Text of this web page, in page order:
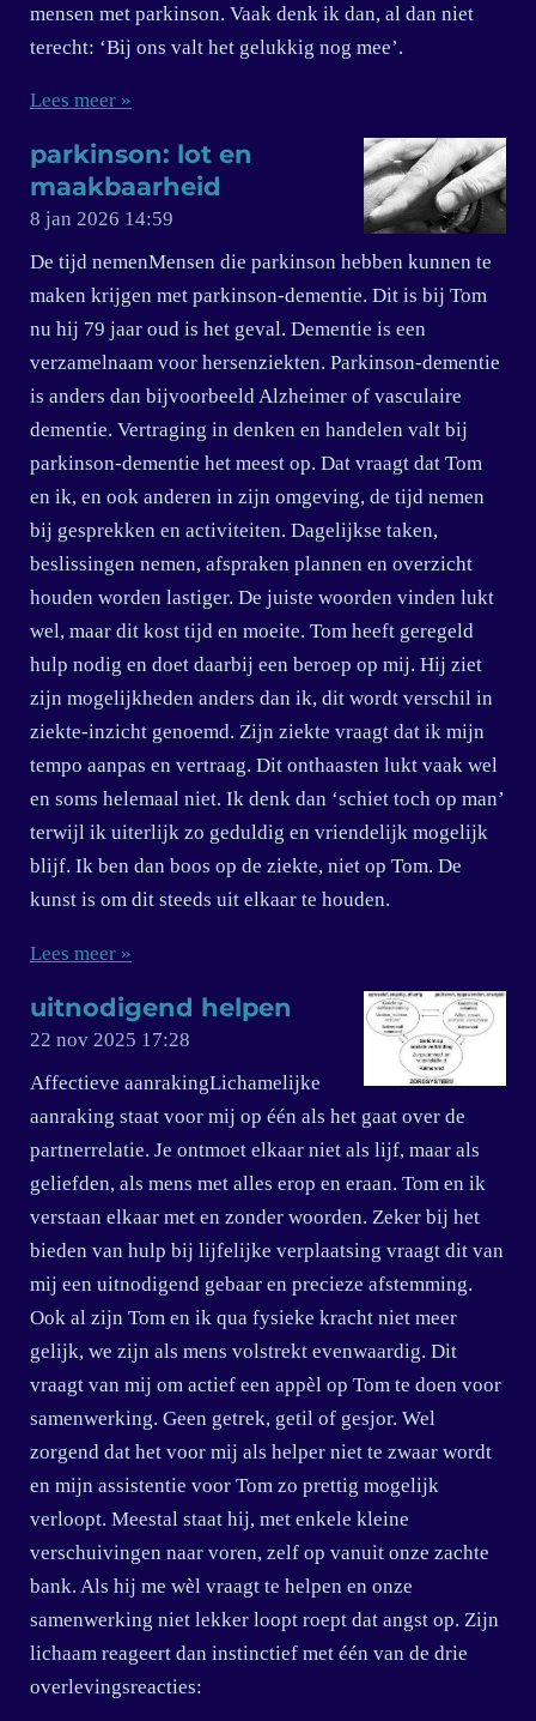
mensen met parkinson. Vaak denk ik dan, al dan niet
terecht: ‘Bij ons valt het gelukkig nog mee’.
Lees meer »
parkinson: lot en
maakbaarheid
8 jan 2026 14:59
De tijd nemenMensen die parkinson hebben kunnen te
maken krijgen met parkinson-dementie. Dit is bij Tom
nu hij 79 jaar oud is het geval. Dementie is een
verzamelnaam voor hersenziekten. Parkinson-dementie
is anders dan bijvoorbeeld Alzheimer of vasculaire
dementie. Vertraging in denken en handelen valt bij
parkinson-dementie het meest op. Dat vraagt dat Tom
en ik, en ook anderen in zijn omgeving, de tijd nemen
bij gesprekken en activiteiten. Dagelijkse taken,
beslissingen nemen, afspraken plannen en overzicht
houden worden lastiger. De juiste woorden vinden lukt
wel, maar dit kost tijd en moeite. Tom heeft geregeld
hulp nodig en doet daarbij een beroep op mij. Hij ziet
zijn mogelijkheden anders dan ik, dit wordt verschil in
ziekte-inzicht genoemd. Zijn ziekte vraagt dat ik mijn
tempo aanpas en vertraag. Dit onthaasten lukt vaak wel
en soms helemaal niet. Ik denk dan ‘schiet toch op man’
terwijl ik uiterlijk zo geduldig en vriendelijk mogelijk
blijf. Ik ben dan boos op de ziekte, niet op Tom. De
kunst is om dit steeds uit elkaar te houden.
Lees meer »
uitnodigend helpen
22 nov 2025 17:28
Affectieve aanrakingLichamelijke
aanraking staat voor mij op één als het gaat over de
partnerrelatie. Je ontmoet elkaar niet als lijf, maar als
geliefden, als mens met alles erop en eraan. Tom en ik
verstaan elkaar met en zonder woorden. Zeker bij het
bieden van hulp bij lijfelijke verplaatsing vraagt dit van
mij een uitnodigend gebaar en precieze afstemming.
Ook al zijn Tom en ik qua fysieke kracht niet meer
gelijk, we zijn als mens volstrekt evenwaardig. Dit
vraagt van mij om actief een appèl op Tom te doen voor
samenwerking. Geen getrek, getil of gesjor. Wel
zorgend dat het voor mij als helper niet te zwaar wordt
en mijn assistentie voor Tom zo prettig mogelijk
verloopt. Meestal staat hij, met enkele kleine
verschuivingen naar voren, zelf op vanuit onze zachte
bank. Als hij me wèl vraagt te helpen en onze
samenwerking niet lekker loopt roept dat angst op. Zijn
lichaam reageert dan instinctief met één van de drie
overlevingsreacties: